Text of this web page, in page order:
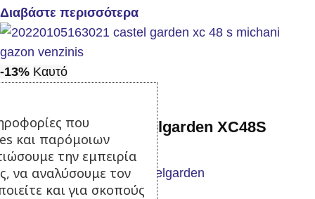
Διαβάστε περισσότερα
-13% Καυτό
Μηχανή Γκαζόν Castelgarden XC48S
Σε απόθεμα
που
και παρόμοιων
την εμπειρία
να αναλύσουμε τον
και για σκοπούς